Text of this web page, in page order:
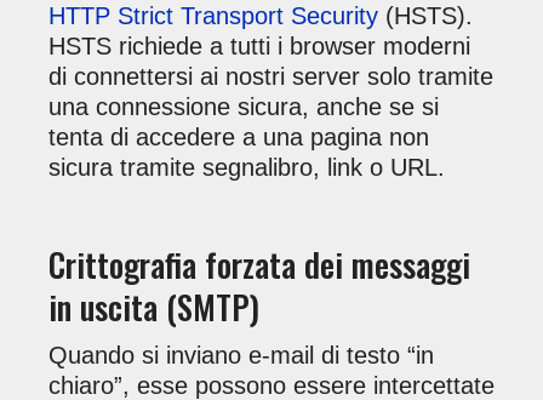
HTTP Strict Transport Security (HSTS).
HSTS richiede a tutti i browser moderni
di connettersi ai nostri server solo tramite
una connessione sicura, anche se si
tenta di accedere a una pagina non
sicura tramite segnalibro, link o URL.
Crittografia forzata dei messaggi
in uscita (SMTP)
Quando si inviano e-mail di testo “in
chiaro”, esse possono essere intercettate